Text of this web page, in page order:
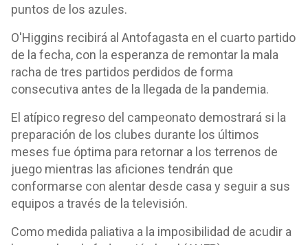
puntos de los azules.
O'Higgins recibirá al Antofagasta en el cuarto partido
de la fecha, con la esperanza de remontar la mala
racha de tres partidos perdidos de forma
consecutiva antes de la llegada de la pandemia.
El atípico regreso del campeonato demostrará si la
preparación de los clubes durante los últimos
meses fue óptima para retornar a los terrenos de
juego mientras las aficiones tendrán que
conformarse con alentar desde casa y seguir a sus
equipos a través de la televisión.
Como medida paliativa a la imposibilidad de acudir a